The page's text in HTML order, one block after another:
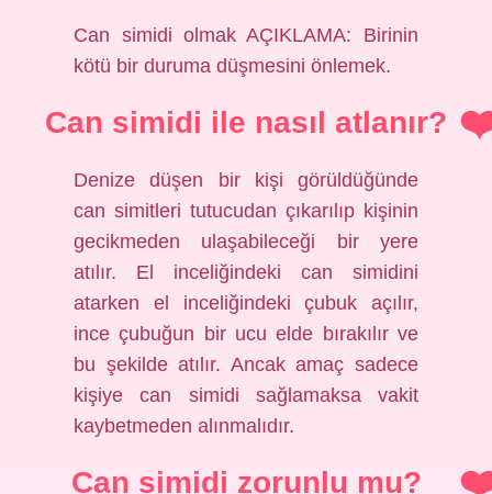
Can simidi olmak AÇIKLAMA: Birinin
kötü bir duruma düşmesini önlemek.
Can simidi ile nasıl atlanır?
Denize düşen bir kişi görüldüğünde
can simitleri tutucudan çıkarılıp kişinin
gecikmeden ulaşabileceği bir yere
atılır. El inceliğindeki can simidini
atarken el inceliğindeki çubuk açılır,
ince çubuğun bir ucu elde bırakılır ve
bu şekilde atılır. Ancak amaç sadece
kişiye can simidi sağlamaksa vakit
kaybetmeden alınmalıdır.
Can simidi zorunlu mu?